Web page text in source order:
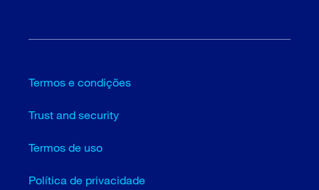
Termos e condições
Trust and security
Termos de uso
Política de privacidade